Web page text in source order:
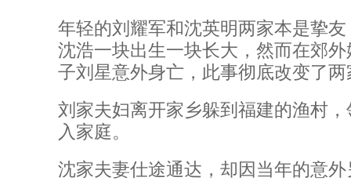
年轻的刘耀军和沈英明两家本是挚
沈浩一块出生一块长大，然而在郊
子刘星意外身亡，此事彻底改变了
刘家夫妇离开家乡躲到福建的渔村
入家庭。
沈家夫妻仕途通达，却因当年的意